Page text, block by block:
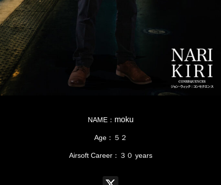
NAME： moku
Age：５２
Airsoft Career：３０ years